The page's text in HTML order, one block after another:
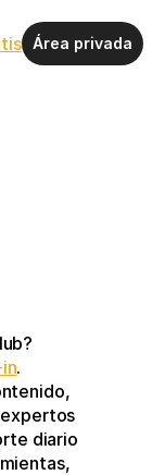
Área privada
.
diario